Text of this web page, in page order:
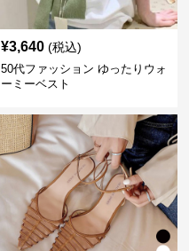
¥3,640 (税込)
50代ファッション ゆったりウォ
ーミーベスト